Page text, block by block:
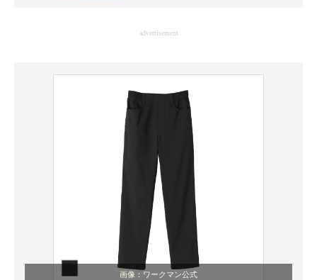
advertisement
画像：ワークマン公式